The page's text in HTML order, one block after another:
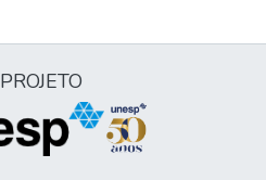
PROJETO